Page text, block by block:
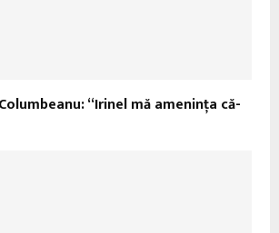
“Irinel mă ameninţa că-